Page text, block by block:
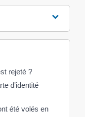
rejeté ?
d'identité
été volés en